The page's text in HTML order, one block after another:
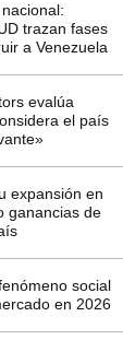
trazan fases
a Venezuela
evalúa
el país
expansión en
ganancias de
social
en 2026